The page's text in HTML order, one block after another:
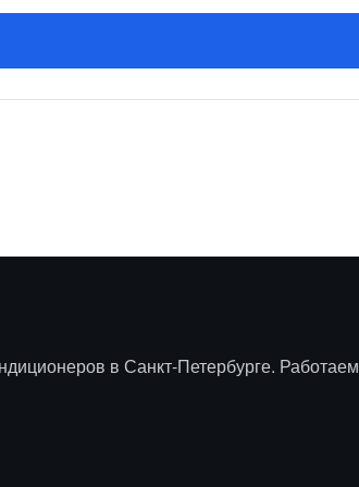
в Санкт-Петербурге. Работаем